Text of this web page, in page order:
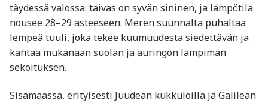
täydessä valossa: taivas on syvän sininen, ja lämpötila
nousee 28–29 asteeseen. Meren suunnalta puhaltaa
lempeä tuuli, joka tekee kuumuudesta siedettävän ja
kantaa mukanaan suolan ja auringon lämpimän
sekoituksen.
Sisämaassa, erityisesti Juudean kukkuloilla ja Galilean